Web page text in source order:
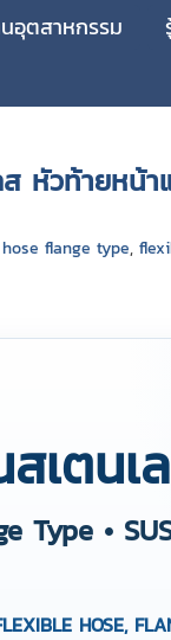
อุตสาหกรรม
ท้ายหน้าแป
flange type,
เตน
Type •
HOSE,